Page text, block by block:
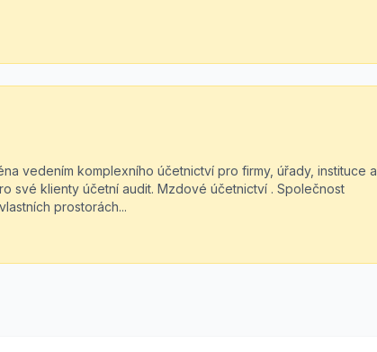
vedením komplexního účetnictví pro firmy, úřady, instituce a
své klienty účetní audit. Mzdové účetnictví . Společnost
prostorách...